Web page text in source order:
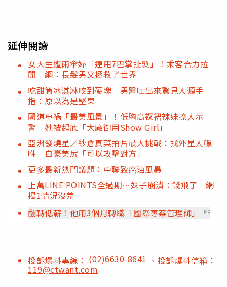
延伸閱讀
女大生遭雨傘婦「連甩7巴掌扯髮」！乘客合力拉
開 網：長髮男又拯救了世界
吃甜筒冰淇淋咬到硬塊 男醫吐出來驚見人類手
指：原以為是堅果
國道車禍「最美風景」！低胸高衩裙辣妹撩人示
警 她被起底「大廠御用Show Girl」
亞洲發燒星／紗倉真菜拍片最大挑戰：找外星人嘿
咻 自豪美尻「可以攻擊對方」
更多最新熱門議題：中聯致癌油風暴
上萬LINE POINTS全過期…妹子崩潰：錢飛了 網
揭1情況沒差
翻轉低薪！他用3個月轉職「國際專案管理師」
PR
投訴爆料專線： (02)6630-8641 、投訴爆料信箱：
119@ctwant.com